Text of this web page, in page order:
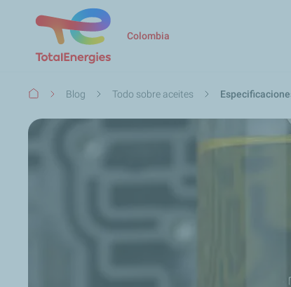
Colombia
Ruta
navegación
Blog Todo sobre aceites